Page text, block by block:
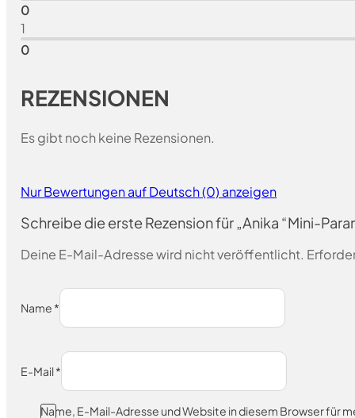
0
1
0
REZENSIONEN
Es gibt noch keine Rezensionen.
Nur Bewertungen auf Deutsch (0) anzeigen
Schreibe die erste Rezension für „Anika “Mini-
Deine E-Mail-Adresse wird nicht veröffentlicht.
Name *
E-Mail*
Name, E-Mail-Adresse und Website in diesem Browser für